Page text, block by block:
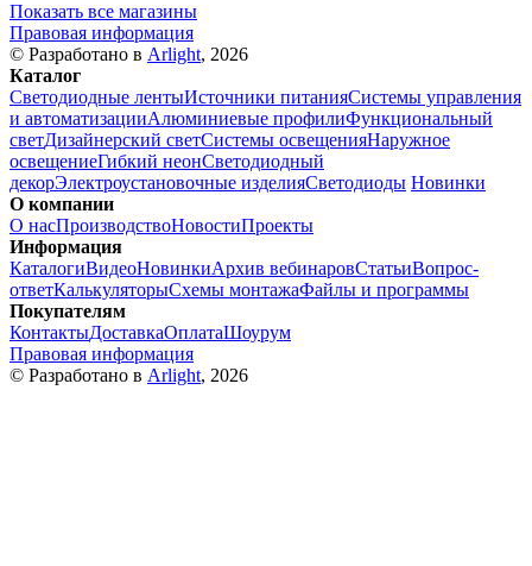
Показать все магазины
Правовая информация
© Разработано в Arlight, 2026
Каталог
Светодиодные лентыИсточники питанияСистемы управления
и автоматизацииАлюминиевые профилиФункциональный
светДизайнерский светСистемы освещенияНаружное
освещениеГибкий неонСветодиодный
декорЭлектроустановочные изделияСветодиоды Новинки
О компании
О насПроизводствоНовостиПроекты
Информация
КаталогиВидеоНовинкиАрхив вебинаровСтатьиВопрос-
ответКалькуляторыСхемы монтажаФайлы и программы
Покупателям
КонтактыДоставкаОплатаШоурум
Правовая информация
© Разработано в Arlight, 2026